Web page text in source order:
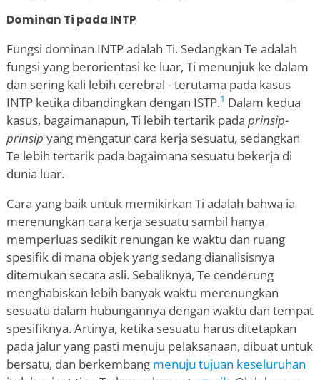
Dominan Ti pada INTP
Fungsi dominan INTP adalah Ti. Sedangkan Te adalah
fungsi yang berorientasi ke luar, Ti menunjuk ke dalam
dan sering kali lebih cerebral - terutama pada kasus
INTP ketika dibandingkan dengan ISTP.1 Dalam kedua
kasus, bagaimanapun, Ti lebih tertarik pada prinsip-
prinsip yang mengatur cara kerja sesuatu, sedangkan
Te lebih tertarik pada bagaimana sesuatu bekerja di
dunia luar.
Cara yang baik untuk memikirkan Ti adalah bahwa ia
merenungkan cara kerja sesuatu sambil hanya
memperluas sedikit renungan ke waktu dan ruang
spesifik di mana objek yang sedang dianalisisnya
ditemukan secara asli. Sebaliknya, Te cenderung
menghabiskan lebih banyak waktu merenungkan
sesuatu dalam hubungannya dengan waktu dan tempat
spesifiknya. Artinya, ketika sesuatu harus ditetapkan
pada jalur yang pasti menuju pelaksanaan, dibuat untuk
bersatu, dan berkembang menuju tujuan keseluruhan